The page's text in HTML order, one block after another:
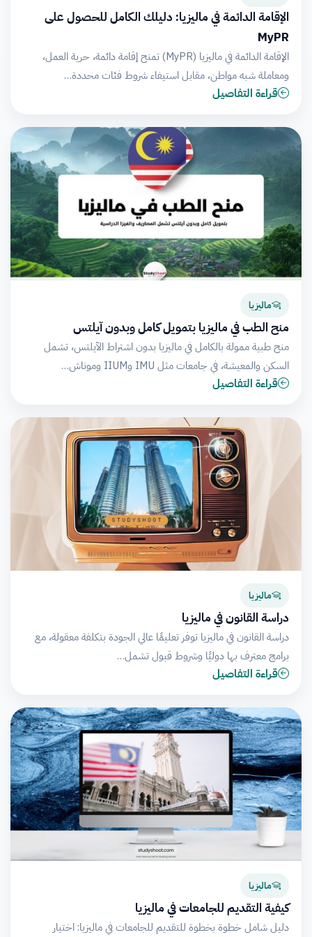
الإقامة الدائمة في ماليزيا: دليلك الكامل للحصول على
MyPR
الإقامة الدائمة في ماليزيا (MyPR) تمنح إقامة دائمة، حرية العمل،
ومعاملة شبه مواطن، مقابل استيفاء شروط فئات محددة…
قراءة التفاصيل
ماليزيا
منح الطب في ماليزيا بتمويل كامل وبدون آيلتس
منح طبية ممولة بالكامل في ماليزيا بدون اشتراط الآيلتس، تشمل
السكن والمعيشة، في جامعات مثل IMU وIIUM وموناش…
قراءة التفاصيل
ماليزيا
دراسة القانون في ماليزيا
دراسة القانون في ماليزيا توفر تعليمًا عالي الجودة بتكلفة معقولة، مع
برامج معترف بها دوليًا وشروط قبول تشمل…
قراءة التفاصيل
ماليزيا
كيفية التقديم للجامعات في ماليزيا
دليل شامل خطوة بخطوة للتقديم للجامعات في ماليزيا: اختيار